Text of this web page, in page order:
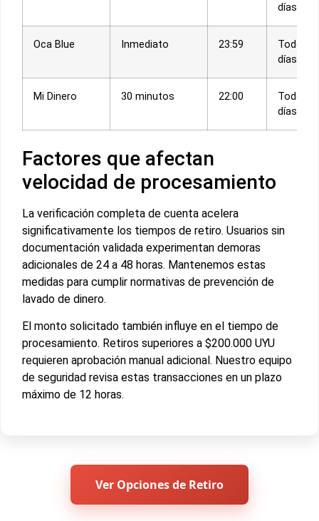
días
Oca Blue Inmediato 23:59
Todos
días
Mi Dinero 30 minutos 22:00
Todos
días
Factores que afectan
velocidad de procesamiento
La verificación completa de cuenta acelera
significativamente los tiempos de retiro. Usuarios sin
documentación validada experimentan demoras
adicionales de 24 a 48 horas. Mantenemos estas
medidas para cumplir normativas de prevención de
lavado de dinero.
El monto solicitado también influye en el tiempo de
procesamiento. Retiros superiores a $200.000 UYU
requieren aprobación manual adicional. Nuestro equipo
de seguridad revisa estas transacciones en un plazo
máximo de 12 horas.
Ver Opciones de Retiro